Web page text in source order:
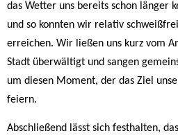
das Wetter uns bereits schon länger
und so konnten wir relativ
erreichen. Wir ließen uns kurz vom
Stadt überwältigt und sangen
um diesen Moment, der das Ziel
feiern.
Abschließend lässt sich festhalten,